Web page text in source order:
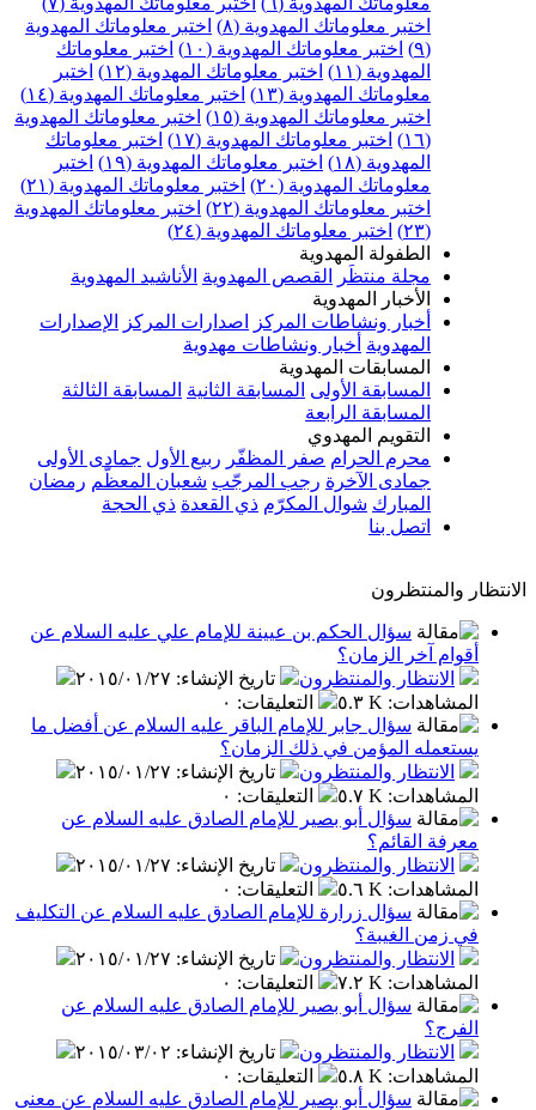
اختبر معلوماتك المهدوية (٨)
اختبر معلوماتك المهدوية
(٩)
اختبر معلوماتك المهدوية (١٠)
اختبر معلوماتك
المهدوية (١١)
اختبر معلوماتك المهدوية (١٢)
اختبر
معلوماتك المهدوية (١٣)
اختبر معلوماتك المهدوية (١٤)
اختبر معلوماتك المهدوية (١٥)
اختبر معلوماتك المهدوية
(١٦)
اختبر معلوماتك المهدوية (١٧)
اختبر معلوماتك
المهدوية (١٨)
اختبر معلوماتك المهدوية (١٩)
اختبر
معلوماتك المهدوية (٢٠)
اختبر معلوماتك المهدوية (٢١)
اختبر معلوماتك المهدوية (٢٢)
اختبر معلوماتك المهدوية
(٢٣)
اختبر معلوماتك المهدوية (٢٤)
الطفولة المهدوية
مجلة منتظَر
القصص المهدوية الأناشيد المهدوية
الأخبار المهدوية
أخبار ونشاطات المركز
اصدارات المركز
الإصدارات
المهدوية أخبار ونشاطات مهدوية
المسابقات المهدوية
المسابقة الأولى المسابقة الثانية المسابقة الثالثة
المسابقة الرابعة
التقويم المهدوي
محرم الحرام صفر المظفّر ربيع الأول جمادى الأولى
جمادى الآخرة رجب المرجّب شعبان المعظّم رمضان
المبارك شوال المكرّم ذي القعدة ذي الحجة
اتصل بنا
الانتظار والمنتظرون
سؤال الحكم بن عيينة للإمام علي عليه السلام عن
أقوام آخر الزمان؟
الانتظار والمنتظرون
تاريخ الإنشاء: ٢٠١٥/٠١/٢٧
المشاهدات: ٥.٣ K التعليقات: ٠
سؤال جابر للإمام الباقر عليه السلام عن أفضل ما
يستعمله المؤمن في ذلك الزمان؟
الانتظار والمنتظرون
تاريخ الإنشاء: ٢٠١٥/٠١/٢٧
المشاهدات: ٥.٧ K التعليقات: ٠
سؤال أبو بصير للإمام الصادق عليه السلام عن
معرفة القائم؟
الانتظار والمنتظرون
تاريخ الإنشاء: ٢٠١٥/٠١/٢٧
المشاهدات: ٥.٦ K التعليقات: ٠
سؤال زرارة للإمام الصادق عليه السلام عن التكليف
في زمن الغيبة؟
الانتظار والمنتظرون
تاريخ الإنشاء: ٢٠١٥/٠١/٢٧
المشاهدات: ٧.٢ K التعليقات: ٠
سؤال أبو بصير للإمام الصادق عليه السلام عن
الفرج؟
الانتظار والمنتظرون
تاريخ الإنشاء: ٢٠١٥/٠٣/٠٢
المشاهدات: ٥.٨ K التعليقات: ٠
سؤال أبو بصير للإمام الصادق عليه السلام عن معنى